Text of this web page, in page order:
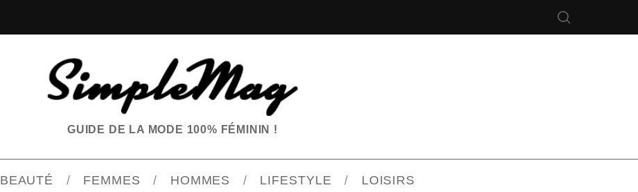
GUIDE DE LA MODE 100% FÉMININ !
BEAUTÉ FEMMES HOMMES LIFESTYLE LOISIRS